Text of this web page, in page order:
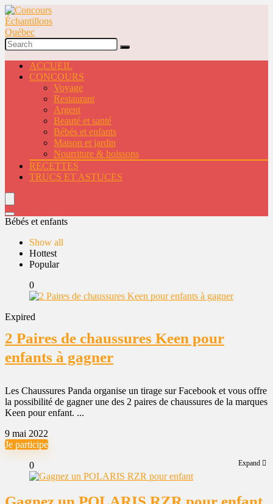
ACCUEIL
CONCOURS
Voyage
Restaurant
Argent
Beauté et santé
Bébés et enfants
Maison et jardin
Nourriture & boissons
RECETTES
TRUCS ET ASTUCES
Bébés et enfants
Show all
Hottest
Popular
0
Expired
2 Paires de chaussures Keen pour
enfants à gagner
Les Chaussures Panda organise un tirage sur Facebook et vous offre
la possibilité de gagner une des 2 paires de chaussures de la marques
Keen pour enfant. ...
9 mai 2022
Je participe
Expand
0